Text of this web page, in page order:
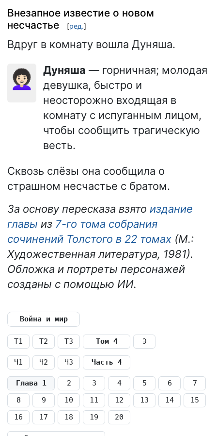
Внезапное известие о новом
несчастье
[ред.]
Вдруг в комнату вошла Дуняша.
👩🏻‍🦱 Дуняша — горничная; молодая
девушка, быстро и
неосторожно входящая в
комнату с испуганным лицом,
чтобы сообщить трагическую
весть.
Сквозь слёзы она сообщила о
страшном несчастье с братом.
За основу пересказа взято издание
главы из 7-го тома собрания
сочинений Толстого в 22 томах (М.:
Художественная литература, 1981).
Обложка и портреты персонажей
созданы с помощью ИИ.
Война и мир
Т1 Т2 Т3 Том 4 Э
Ч1 Ч2 Ч3 Часть 4
Глава 1 2 3 4 5 6
7
8
9 10 11 12 13 14
15
16
17 18 19 20